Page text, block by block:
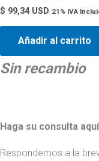
$ 99,34 USD 21% IVA
Añadir al carrito
Sin recambio
Haga su consulta aquí
Respondemos a la